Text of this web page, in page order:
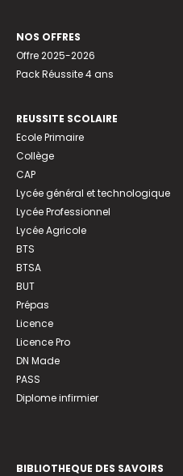
NOS OFFRES
Offre 2025-2026
Pack Réussite 4 ans
REUSSITE SCOLAIRE
Ecole Primaire
Collège
CAP
Lycée général et technologique
Lycée Professionnel
Lycée Agricole
BTS
BTSA
BUT
Prépas
Licence
Licence Pro
DN Made
PASS
Diplome infirmier
BIBLIOTHEQUE DES SAVOIRS